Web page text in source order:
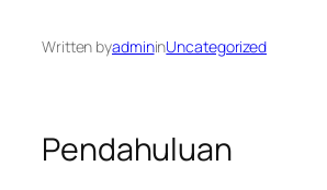
Written byadmininUncategorized
Pendahuluan